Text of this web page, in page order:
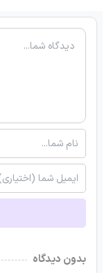
بدون دیدگاه